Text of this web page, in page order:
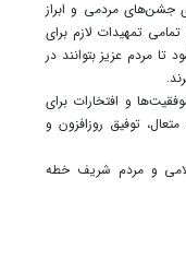
جشن‌های مردمی و ابراز
تمهیدات لازم برای
تا مردم عزیز بتوانند در
و افتخارات برای
توفیق روزافزون و
و مردم شریف خطه